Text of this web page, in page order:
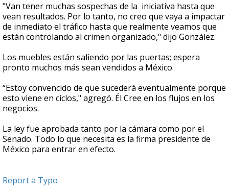
"Van tener muchas sospechas de la iniciativa hasta que
vean resultados. Por lo tanto, no creo que vaya a impactar
de inmediato el tráfico hasta que realmente veamos que
están controlando al crimen organizado," dijo González.
Los muebles están saliendo por las puertas; espera
pronto muchos más sean vendidos a México.
“Estoy convencido de que sucederá eventualmente porque
esto viene en ciclos," agregó. Él Cree en los flujos en los
negocios.
La ley fue aprobada tanto por la cámara como por el
Senado. Todo lo que necesita es la firma presidente de
México para entrar en efecto.
Report a Typo